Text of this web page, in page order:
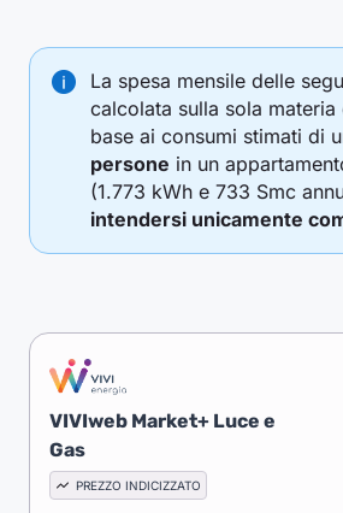
La spesa mensile delle
calcolata sulla sola materia
base ai consumi stimati di
persone in un
(1.773 kWh e 733 Smc
intendersi unicamente
VIVIweb Market+ Luce e
Gas
PREZZO INDICIZZATO